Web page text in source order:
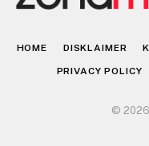
HOME DISKLAIMER
PRIVACY POLICY
© 2026